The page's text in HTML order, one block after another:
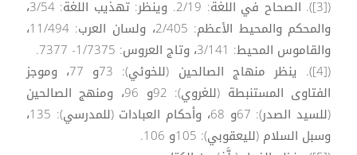
([3]). الصحاح في اللغة: 2/19. وينظر: تهذيب اللغة: 3/54،
والمحكم والمحيط الأعظم: 2/405، ولسان العرب: 11/494،
والقاموس المحيط: 3/141، وتاج العروس: 1/7375- 7377.
([4]). ينظر منهاج الصالحين (للخوئي): 73و 77، وموجز
الفتاوى المستنبطة (للغروي): 92و 96، ومنهج الصالحين
(للسيد الصدر): 67و 68، وأحكام العبادات (للمدرسي): 135،
وسبل السلام (لليعقوبي): 105و 106.